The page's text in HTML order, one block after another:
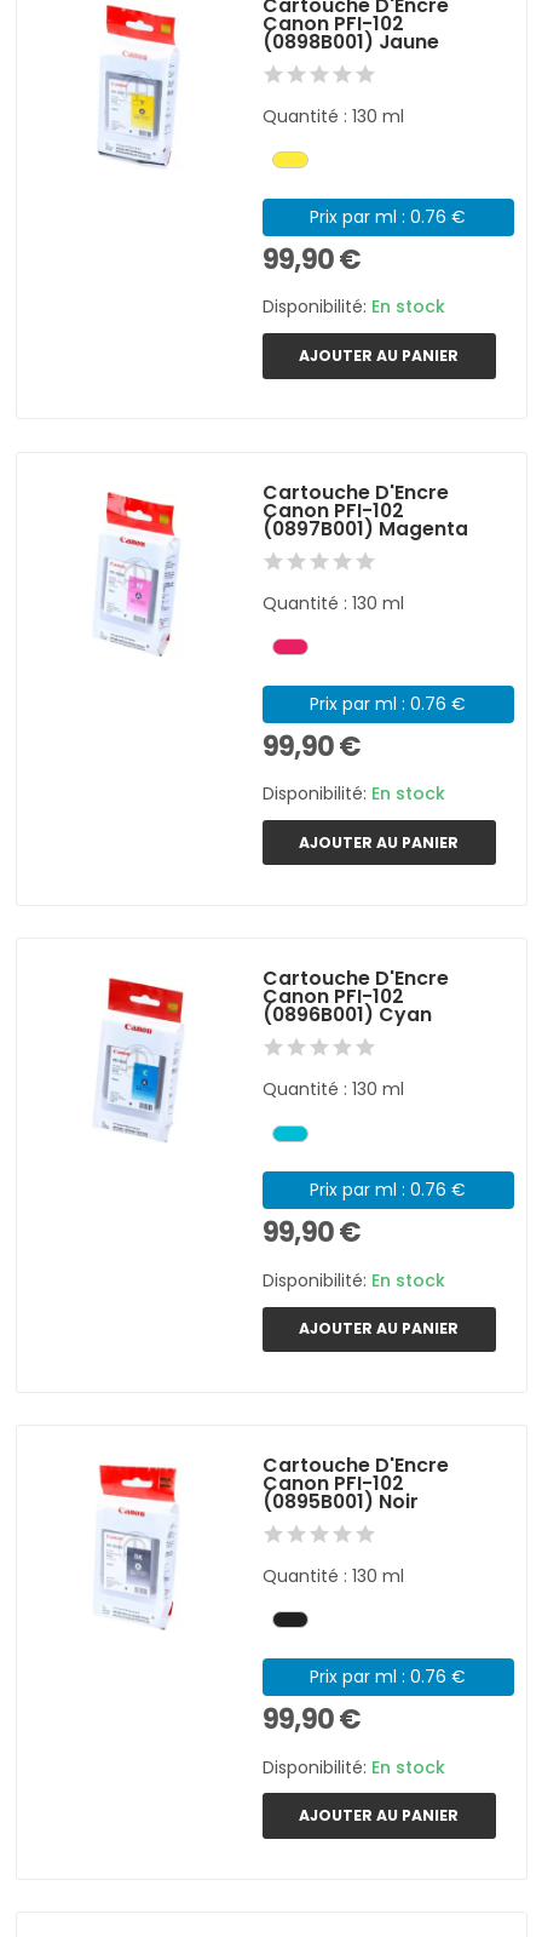
Canon PFI-102
(0898B001) Jaune
Quantité : 130 ml
Prix par ml : 0.76 €
99,90 €
Disponibilité: En stock
AJOUTER AU PANIER
Cartouche D'Encre
Canon PFI-102
(0897B001) Magenta
Quantité : 130 ml
Prix par ml : 0.76 €
99,90 €
Disponibilité: En stock
AJOUTER AU PANIER
Cartouche D'Encre
Canon PFI-102
(0896B001) Cyan
Quantité : 130 ml
Prix par ml : 0.76 €
99,90 €
Disponibilité: En stock
AJOUTER AU PANIER
Cartouche D'Encre
Canon PFI-102
(0895B001) Noir
Quantité : 130 ml
Prix par ml : 0.76 €
99,90 €
Disponibilité: En stock
AJOUTER AU PANIER